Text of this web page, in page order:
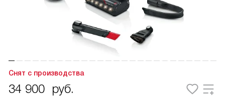
Снят с производства
34 900 руб.